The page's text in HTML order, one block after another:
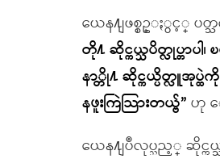
ယေန႔ျဖစ္စဥ္ႏွင့္ ပတ္
တို႔ ဆိုင္ကယ္သပိတ္လုပ္တာပါ
နာ္တို႔ ဆိုင္ကယ္ပိတ္လူအုပ္
နဖူးကြဲသြားတယ္ဗ်” ဟု
ယေန႔ျပဳလုပ္သည့္ ဆိုင္က